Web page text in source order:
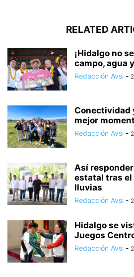
RELATED
¡Hidalgo no
campo, agua
Redacción Avsi -
Conectividad
mejor
Redacción Avsi -
Así
estatal tras el
lluvias
Redacción Avsi -
Hidalgo se
Juegos
Redacción Avsi -